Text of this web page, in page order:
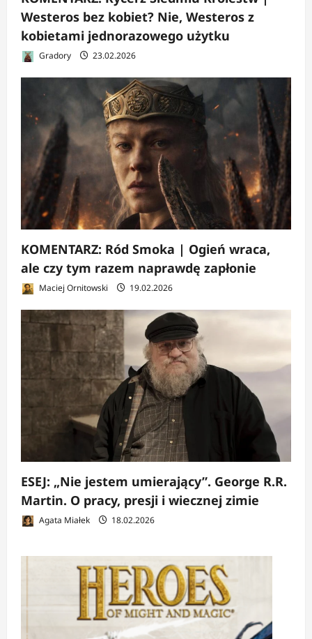
Westeros bez kobiet? Nie, Westeros z
kobietami jednorazowego użytku
Gradory 23.02.2026
KOMENTARZ: Ród Smoka | Ogień wraca,
ale czy tym razem naprawdę zapłonie
Maciej Ornitowski 19.02.2026
ESEJ: „Nie jestem umierający”. George R.R.
Martin. O pracy, presji i wiecznej zimie
Agata Miałek 18.02.2026